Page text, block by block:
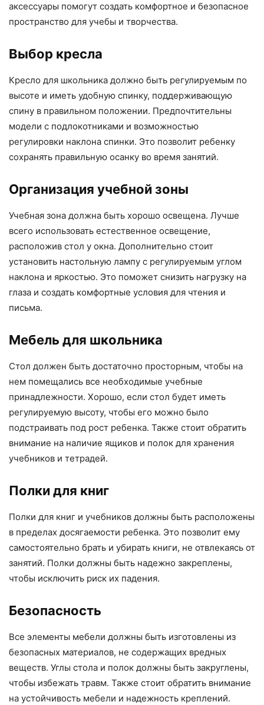
аксессуары помогут создать комфортное и безопасное
пространство для учебы и творчества.
Выбор кресла
Кресло для школьника должно быть регулируемым по
высоте и иметь удобную спинку, поддерживающую
спину в правильном положении. Предпочтительны
модели с подлокотниками и возможностью
регулировки наклона спинки. Это позволит ребенку
сохранять правильную осанку во время занятий.
Организация учебной зоны
Учебная зона должна быть хорошо освещена. Лучше
всего использовать естественное освещение,
расположив стол у окна. Дополнительно стоит
установить настольную лампу с регулируемым углом
наклона и яркостью. Это поможет снизить нагрузку на
глаза и создать комфортные условия для чтения и
письма.
Мебель для школьника
Стол должен быть достаточно просторным, чтобы на
нем помещались все необходимые учебные
принадлежности. Хорошо, если стол будет иметь
регулируемую высоту, чтобы его можно было
подстраивать под рост ребенка. Также стоит обратить
внимание на наличие ящиков и полок для хранения
учебников и тетрадей.
Полки для книг
Полки для книг и учебников должны быть расположены
в пределах досягаемости ребенка. Это позволит ему
самостоятельно брать и убирать книги, не отвлекаясь от
занятий. Полки должны быть надежно закреплены,
чтобы исключить риск их падения.
Безопасность
Все элементы мебели должны быть изготовлены из
безопасных материалов, не содержащих вредных
веществ. Углы стола и полок должны быть закруглены,
чтобы избежать травм. Также стоит обратить внимание
на устойчивость мебели и надежность креплений.